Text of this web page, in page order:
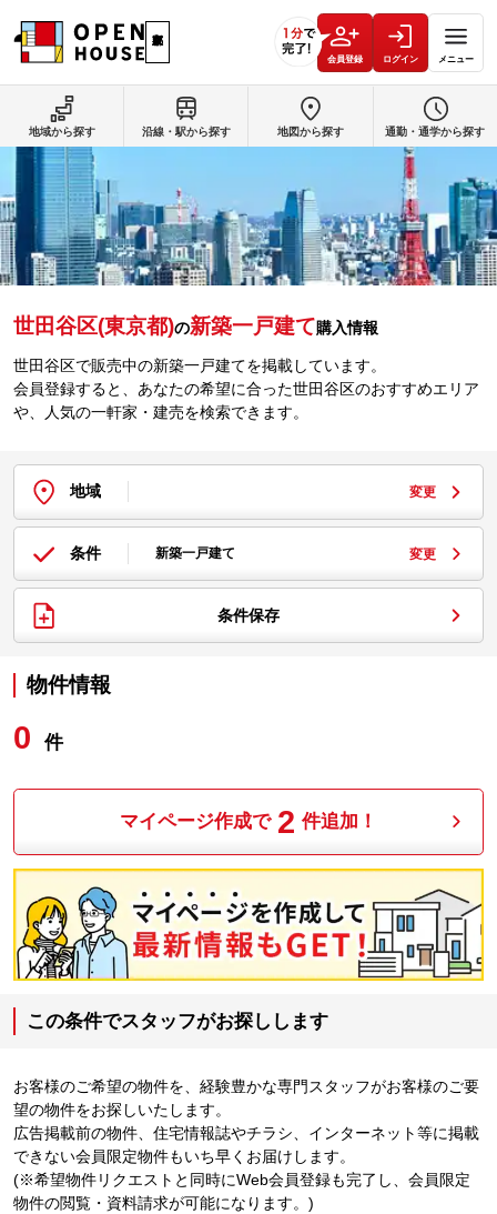
会員登録 ログイン メニュー
世田谷区(東京都)の新築一戸建て購入情報
世田谷区で販売中の新築一戸建てを掲載しています。
会員登録すると、あなたの希望に合った世田谷区のおすすめエリア
や、人気の一軒家・建売を検索できます。
地域 変更
条件 新築一戸建て 変更
条件保存
物件情報
0 件
マイページ作成で 2 件追加！
この条件でスタッフがお探しします
お客様のご希望の物件を、経験豊かな専門スタッフがお客様のご要
望の物件をお探しいたします。
広告掲載前の物件、住宅情報誌やチラシ、インターネット等に掲載
できない会員限定物件もいち早くお届けします。
(※希望物件リクエストと同時にWeb会員登録も完了し、会員限定
物件の閲覧・資料請求が可能になります。)
地域から探す 沿線・駅から探す 地図から探す 通勤・通学から探す